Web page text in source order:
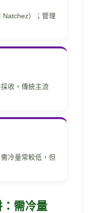
Natchez）；管理
採收。傳統主流
需冷量常較低，但
需冷量